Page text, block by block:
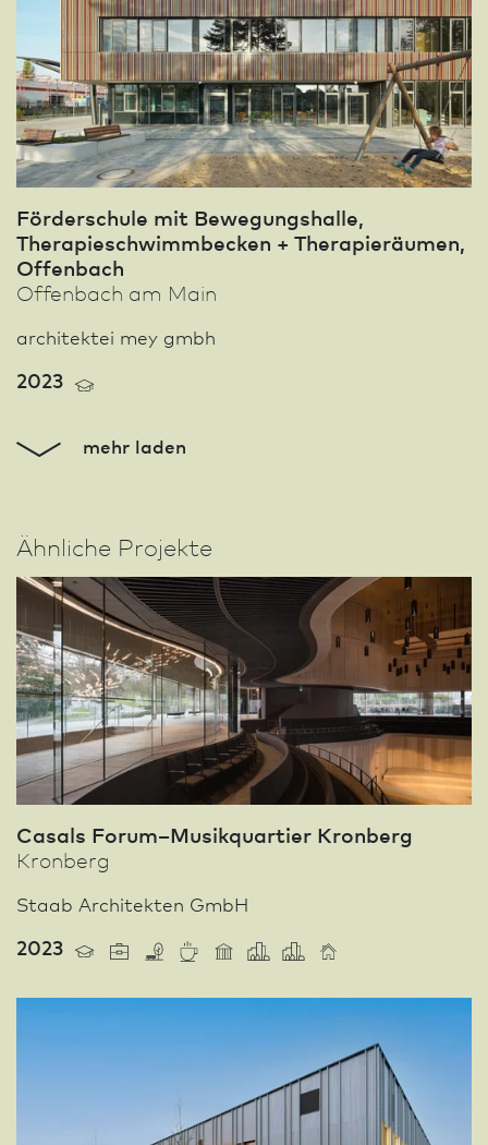
Förderschule mit Bewegungshalle,
Therapieschwimmbecken + Therapieräumen,
Offenbach
Offenbach am Main
architektei mey gmbh
2023
mehr laden
Ähnliche Projekte
Casals Forum–Musikquartier Kronberg
Kronberg
Staab Architekten GmbH
2023